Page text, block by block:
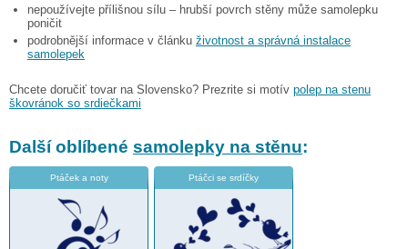
nepoužívejte přílišnou sílu – hrubší povrch stěny může samolepku
poničit
podrobnější informace v článku životnost a správná instalace
samolepek
Chcete doručiť tovar na Slovensko? Prezrite si motív polep na stenu
škovránok so srdiečkami
Další oblíbené samolepky na stěnu:
Ptáček a noty Ptáčci se srdíčky